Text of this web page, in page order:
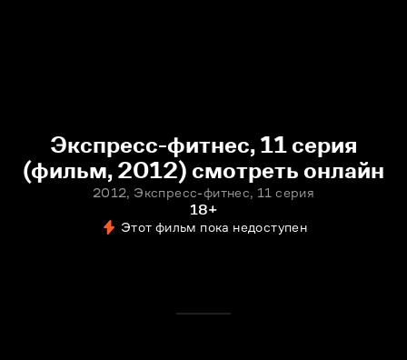
Экспресс-фитнес, 11 серия
(фильм, 2012) смотреть онлайн
2012, Экспресс-фитнес, 11 серия
18+
Этот фильм пока недоступен